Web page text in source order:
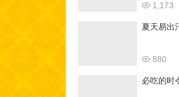
1,173
夏天易出
880
必吃的时